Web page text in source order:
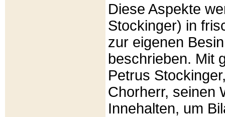
Diese Aspekte
Stockinger) in
zur eigenen
beschrieben. Mit
Petrus
Chorherr, seinen
Innehalten, um